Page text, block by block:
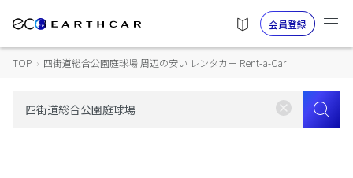
会員登録
TOP › 四街道総合公園庭球場 周辺の安い レンタカー Rent-a-Car